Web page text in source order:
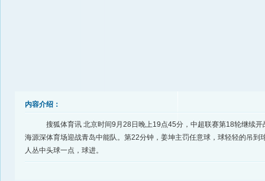
内容介绍：
搜狐体育讯 北京时间9月28日晚上19点45分，中超联赛第18轮继续开
海源深体育场迎战青岛中能队。第22分钟，姜坤主罚任意球，球轻轻的吊到
人丛中头球一点，球进。